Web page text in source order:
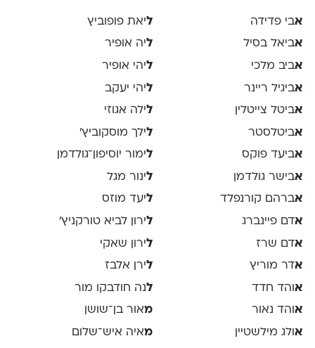
אבי פדידה
אביאל בסיל
אביב מלכי
אביגיל ריינר
אביטל צייטלין
אביטלסטר
אביעד פוקס
אבישר גולדמן
אברהם קורנפלד
אדם פיינברג
אדם שרז
אדר מוריץ
אוהד חדד
אוהד נאור
אולג מילשטיין
ליאת פופוביץ
ליה אופיר
ליהי אופיר
ליהי יעקב
לילה אגוזי
לילך מוסקוביץ'
לימור יוסיפון־גולדמן
לינור מגל
ליעד מוזס
לירון לביא טורקניץ׳
לירון שאקי
לירן אלבז
לנה חודבקו מור
מאור בן־שושן
מאיה איש־שלום